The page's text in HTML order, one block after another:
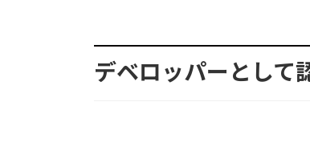
デベロッパーとして